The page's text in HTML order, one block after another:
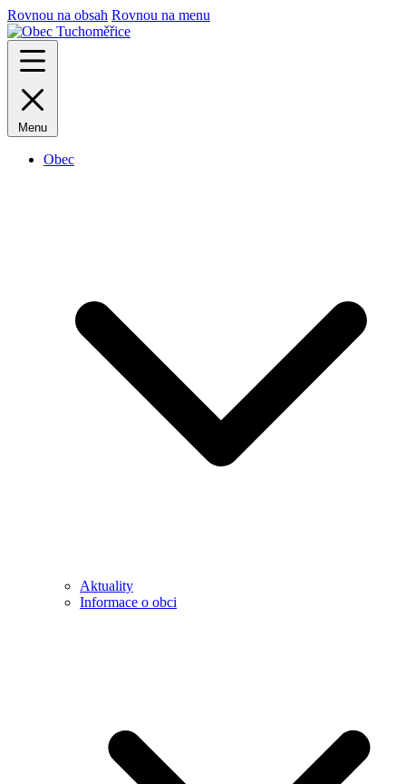
Rovnou na obsah Rovnou na menu
Menu
Obec
Aktuality
Informace o obci